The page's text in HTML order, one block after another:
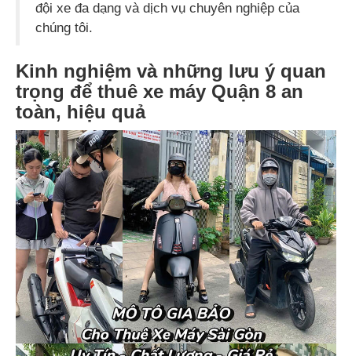
đội xe đa dạng và dịch vụ chuyên nghiệp của
chúng tôi.
Kinh nghiệm và những lưu ý quan
trọng để thuê xe máy Quận 8 an
toàn, hiệu quả